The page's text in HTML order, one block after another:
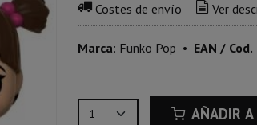
Costes de envío Ver
Marca: Funko Pop • EAN /
AÑADIR A